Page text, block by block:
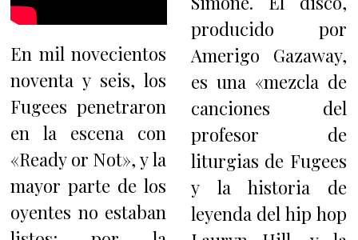
En mil novecientos
noventa y seis, los
Fugees penetraron
en la escena con
«Ready or Not», y la
mayor parte de los
oyentes no estaban
producido por
Amerigo Gazaway,
es una «mezcla de
canciones del
profesor de
liturgias de Fugees
y la historia de
leyenda del hip hop